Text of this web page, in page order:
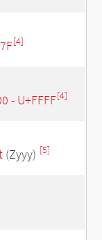
[4]
- U+FFFF[4]
(Zyyy) [5]